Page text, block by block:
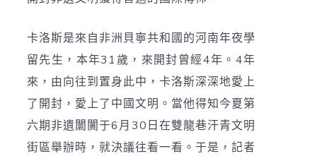
卡洛斯是來自非洲貝寧共和國的河南年夜學
留先生，本年31歲，來開封曾經4年。4年
來，由向往到置身此中，卡洛斯深深地愛上
了開封，愛上了中國文明。當他得知今夏第
六期非遺闤闠于6月30日在雙龍巷汗青文明
街區舉辦時，就決議往看一看。于是，記者